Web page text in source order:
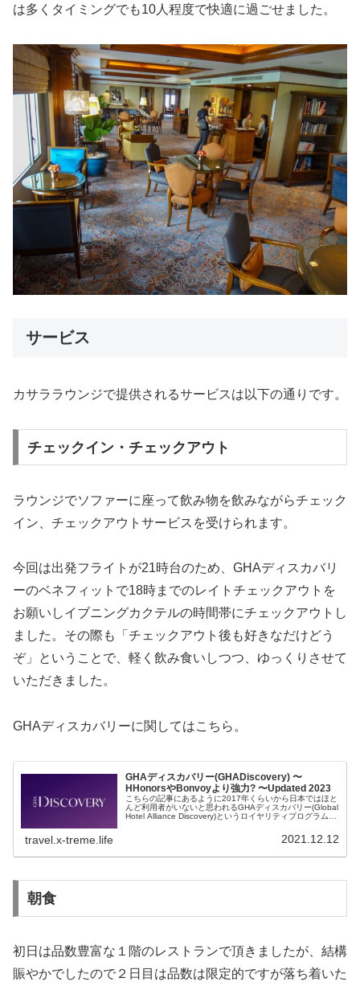
は多くタイミングでも10人程度で快適に過ごせました。
サービス
カサララウンジで提供されるサービスは以下の通りです。
チェックイン・チェックアウト
ラウンジでソファーに座って飲み物を飲みながらチェック
イン、チェックアウトサービスを受けられます。
今回は出発フライトが21時台のため、GHAディスカバリ
ーのベネフィットで18時までのレイトチェックアウトを
お願いしイブニングカクテルの時間帯にチェックアウトし
ました。その際も「チェックアウト後も好きなだけどう
ぞ」ということで、軽く飲み食いしつつ、ゆっくりさせて
いただきました。
GHAディスカバリーに関してはこちら。
GHAディスカバリー(GHADiscovery) 〜
HHonorsやBonvoyより強力? 〜Updated 2023
こちらの記事にあるように2017年くらいから日本ではほと
んど利用者がいないと思われるGHAディスカバリー(Global
Hotel Alliance Discovery)というロイヤリティプログラムを
travel.x-treme.life 2021.12.12
朝食
初日は品数豊富な１階のレストランで頂きましたが、結構
賑やかでしたので２日目は品数は限定的ですが落ち着いた